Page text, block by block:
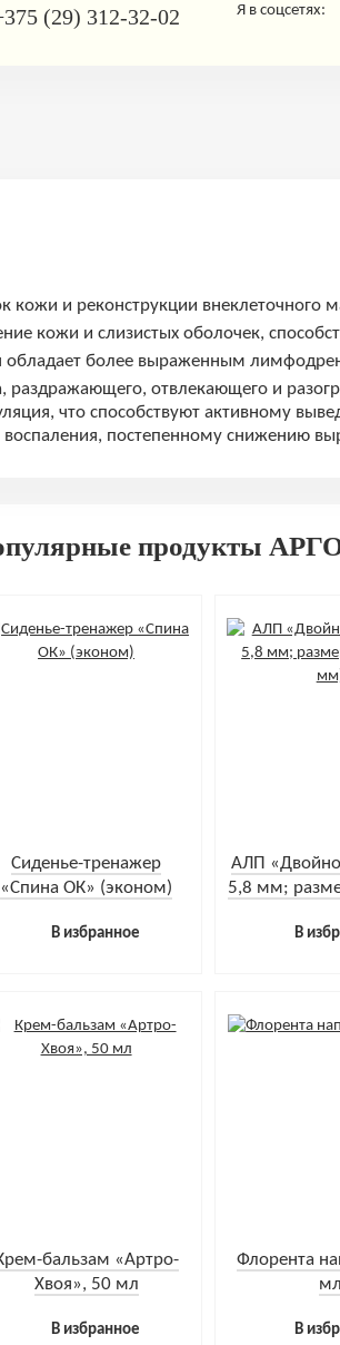
(29) 312-32-02 Я в соцсетях:
кожи и реконструкции внеклеточного
кожи и слизистых оболочек,
обладает более выраженным
раздражающего, отвлекающего и
что способствуют активному
постепенному снижению
продукты
Cиденье-тренажер
«Спина ОК» (эконом)
В избранное
АЛП
5,8 мм;
В
бальзам «Артро-
Хвоя», 50 мл
В избранное
Флорента
мл
В